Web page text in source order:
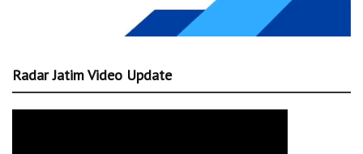
Radar Jatim Video Update